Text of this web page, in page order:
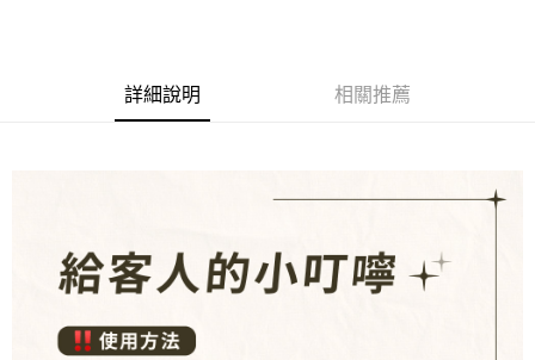
【「AFTEE先享後付」結帳流程】
３．收到繳費通知簡訊後14天內，點擊此簡訊中的連結，可透過四大超商／
※ 請注意：結帳手續完成當下不需立刻繳費，但若您需要取消訂單，請聯絡
購買商品的店家。未經商家同意取消之訂單仍視為有效，需透過AFTEE先享
後付繳納相關費用。
是否繳費成功／繳費後需取消欲退款等相關疑問，請聯繫「AFTEE先享後付
客戶支援中心」https://netprotections.freshdesk.com/support/home
每筆NT$80，滿NT$1,000(含以上)免運費
每筆NT$90，滿NT$1,000(含以上)免運費
每筆NT$90，滿NT$1,000(含以上)免運費
詳細說明 相關推薦